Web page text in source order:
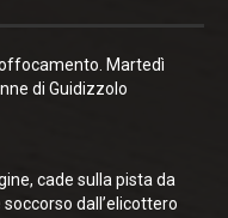
Martedì
di Guidizzolo
cade sulla pista da
dall’elicottero